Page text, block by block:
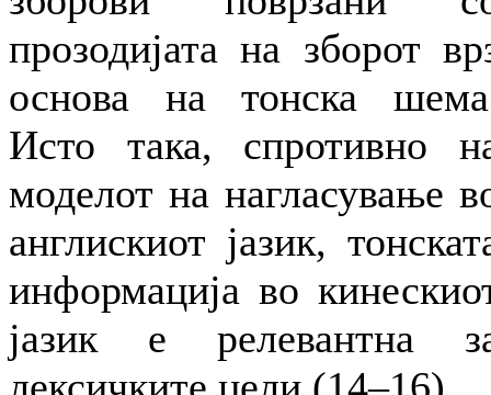
прозодијата на зборот
основа на тонска
Исто така, спротивно
моделот на нагласување
англискиот јазик,
информација во
јазик е релевантна